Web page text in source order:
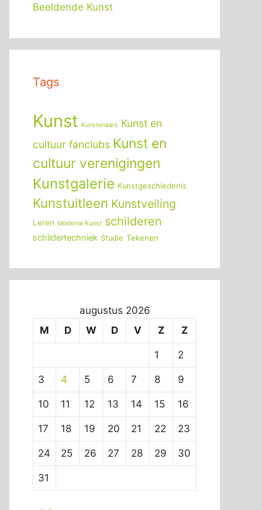
Beeldende Kunst
Tags
Kunst Kunstenaars Kunst en
cultuur fanclubs Kunst en
cultuur verenigingen
Kunstgalerie Kunstgeschiedenis
Kunstuitleen Kunstveiling
Leren Moderne Kunst schilderen
schildertechniek Studie Tekenen
augustus 2026
M
D W D V Z Z
1 2
3 4 5 6 7 8 9
10 11 12 13 14 15 16
17 18 19 20 21 22 23
24 25 26 27 28 29 30
31